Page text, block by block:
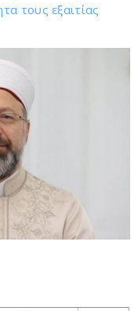
τους εξαιτίας